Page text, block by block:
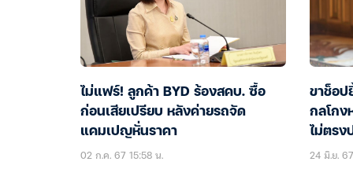
ไม่แฟร์! ลูกค้า BYD ร้องสคบ. ซื้อ
ก่อนเสียเปรียบ หลังค่ายรถจัด
แคมเปญหั่นราคา
02 ก.ค. 67 15:58 น.
ขาช็อป
กลโกง
ไม่ตรง
24 มิ.ย.